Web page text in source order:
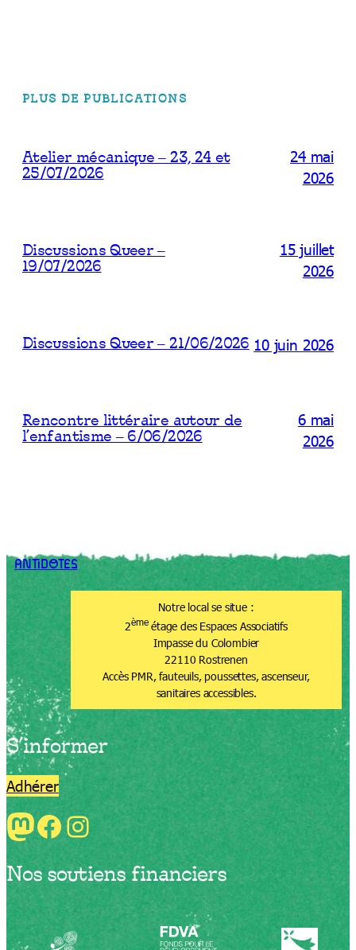
PLUS DE PUBLICATIONS
Atelier mécanique – 23, 24 et
25/07/2026
24 mai
2026
Discussions Queer –
19/07/2026
15 juillet
2026
Discussions Queer – 21/06/2026 10 juin 2026
Rencontre littéraire autour de
l’enfantisme – 6/06/2026
6 mai
2026
ANTiDOTES
Notre local se situe :
2èmeétage des Espaces Associatifs
Impasse du Colombier
22110 Rostrenen
Accès PMR, fauteuils, poussettes, ascenseur,
sanitaires accessibles.
S’informer
Adhérer
Mastodon Facebook Instagram
Nos soutiens financiers